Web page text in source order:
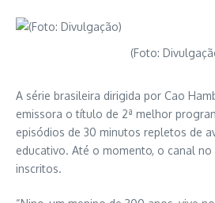
(Foto:
A série brasileira dirigida por Cao
emissora o título de 2ª melhor
episódios de 30 minutos repletos de
educativo. Até o momento, o canal
inscritos.